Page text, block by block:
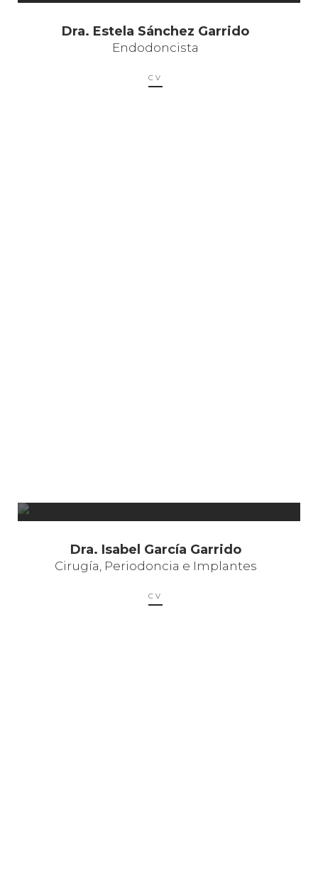
Dra. Estela Sánchez Garrido
Endodoncista
CV
Dra. Isabel García Garrido
Cirugía, Periodoncia e Implantes
CV